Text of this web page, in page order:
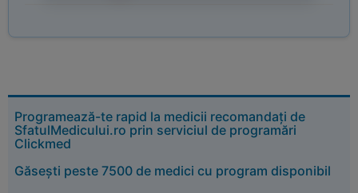
Programează-te rapid la medicii recomandați de
SfatulMedicului.ro prin serviciul de programări
Clickmed
Găsești peste 7500 de medici cu program disponibil